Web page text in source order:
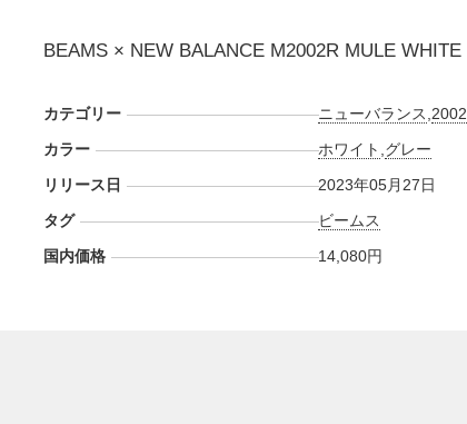
BEAMS × NEW BALANCE M2002R MULE WHITE
カテゴリー ニューバランス 2002
カラー
ホワイト グレー
リリース日
2023年05月27日
タグ
ビームス
国内価格
14,080円